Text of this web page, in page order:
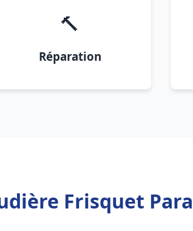
🔨
Réparation
Frisquet